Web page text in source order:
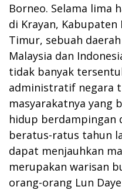
Borneo. Selama lima
di Krayan,
Timur, sebuah
Malaysia dan
tidak banyak
administratif negara
masyarakatnya yang
hidup berdampingan
beratus-ratus tahun
dapat menjauhkan
merupakan warisan
orang-orang Lun